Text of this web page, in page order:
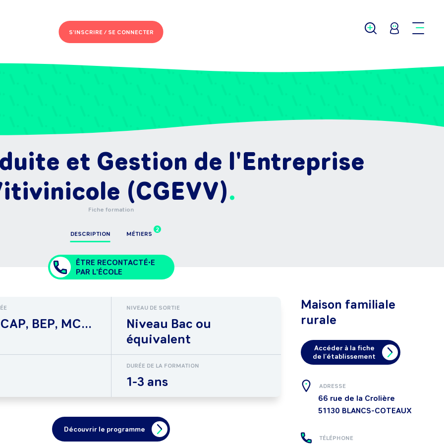
S'INSCRIRE /SE CONNECTER
et Gestion de l'Entreprise
(CGEVV)
Fiche formation
DESCRIPTION
2
MÉTIERS
ÊTRE RECONTACTÉ•E
PAR L'ÉCOLE
BEP, MC...
NIVEAU DE SORTIE
Niveau Bac ou
équivalent
DURÉE DE LA FORMATION
1-3 ans
Découvrir le programme
Maison familiale
rurale
Accéder à la fiche
de l'établissement
ADRESSE
66 rue de la Crolière
51130 BLANCS-COTEAUX
TÉLÉPHONE